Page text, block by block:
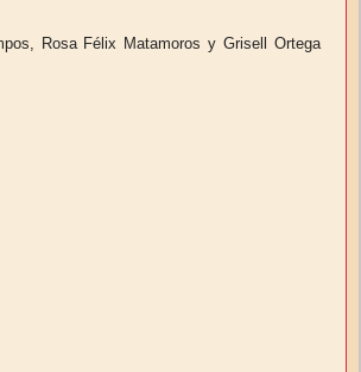
Rosa Félix Matamoros y Grisell Ortega